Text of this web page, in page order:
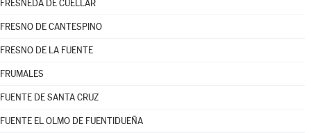
FRESNEDA DE CUÉLLAR
FRESNO DE CANTESPINO
FRESNO DE LA FUENTE
FRUMALES
FUENTE DE SANTA CRUZ
FUENTE EL OLMO DE FUENTIDUEÑA